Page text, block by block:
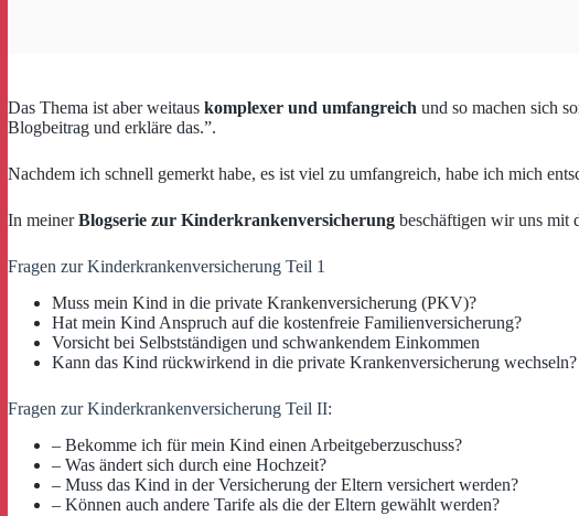
Das Thema ist aber weitaus komplexer und umfangreich und so machen sich
Blogbeitrag und erkläre das.”.
Nachdem ich schnell gemerkt habe, es ist viel zu umfangreich, habe ich mich
In meinerBlogserie zur Kinderkrankenversicherung beschäftigen wir uns mit
Fragen zur Kinderkrankenversicherung Teil 1
Muss mein Kind in die private Krankenversicherung (PKV)?
Hat mein Kind Anspruch auf die kostenfreie Familienversicherung?
Vorsicht bei Selbstständigen und schwankendem Einkommen
Kann das Kind rückwirkend in die private Krankenversicherung wechseln?
Fragen zur Kinderkrankenversicherung Teil II:
– Bekomme ich für mein Kind einen Arbeitgeberzuschuss?
– Was ändert sich durch eine Hochzeit?
– Muss das Kind in der Versicherung der Eltern versichert werden?
– Können auch andere Tarife als die der Eltern gewählt werden?